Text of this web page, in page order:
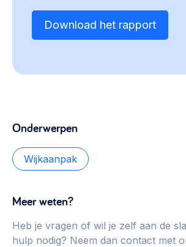
Download het rapport
Onderwerpen
Wijkaanpak
Meer weten?
Heb je vragen of wil je zelf aan de
hulp nodig? Neem dan contact met